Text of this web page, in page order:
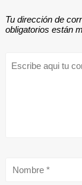
Tu dirección de
obligatorios están